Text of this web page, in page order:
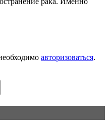
авторизоваться.